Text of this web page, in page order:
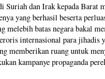
Suriah dan Irak kepada Barat
yang berhasil beserta
melebih batas negara bakal
internasional para jihadis
memberikan ruang untuk
kampanye propaganda